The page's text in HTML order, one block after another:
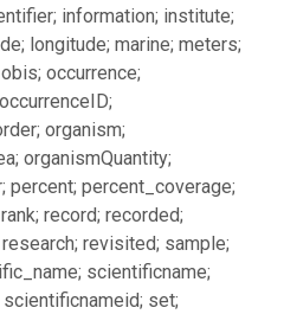
information; institute;
longitude; marine; meters;
occurrence;
organism;
organismQuantity;
percent; percent_coverage;
record; recorded;
revisited; sample;
scientificname;
set;